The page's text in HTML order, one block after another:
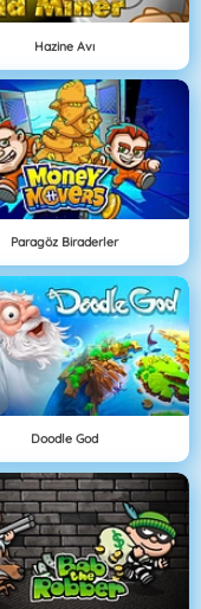
Hazine Avı
Paragöz Biraderler
Doodle God